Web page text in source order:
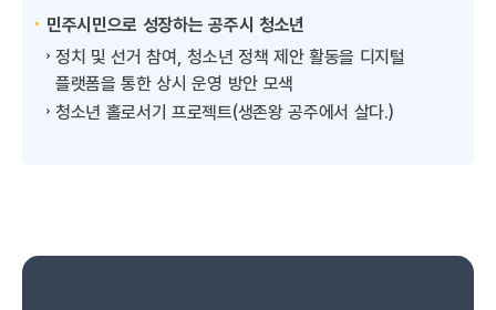
민주시민으로 성장하는 공주시 청소년
정치 및 선거 참여, 청소년 정책 제안 활동을 디지털
플랫폼을 통한 상시 운영 방안 모색
청소년 홀로서기 프로젝트(생존왕 공주에서 살다.)